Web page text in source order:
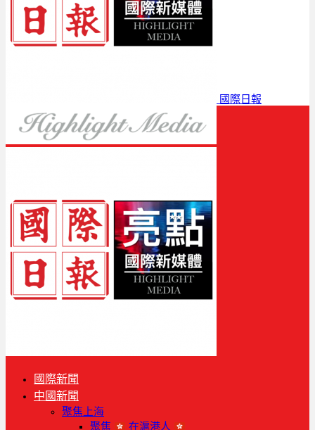
國際日報
國際新聞
中國新聞
聚焦上海
聚焦
在滬港人